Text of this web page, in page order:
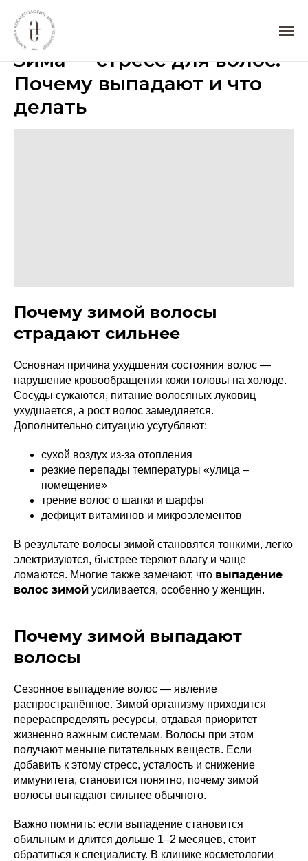
Зима — стресс для волос.
Почему выпадают и что
делать
Почему зимой волосы
страдают сильнее
Основная причина ухудшения состояния волос —
нарушение кровообращения кожи головы на холоде.
Сосуды сужаются, питание волосяных луковиц
ухудшается, а рост волос замедляется.
Дополнительно ситуацию усугубляют:
сухой воздух из-за отопления
резкие перепады температуры «улица –
помещение»
трение волос о шапки и шарфы
дефицит витаминов и микроэлементов
В результате волосы зимой становятся тонкими, легко
электризуются, быстрее теряют влагу и чаще
ломаются. Многие также замечают, что выпадение
волос зимой усиливается, особенно у женщин.
Почему зимой выпадают
волосы
Сезонное выпадение волос — явление
распространённое. Зимой организму приходится
перераспределять ресурсы, отдавая приоритет
жизненно важным системам. Волосы при этом
получают меньше питательных веществ. Если
добавить к этому стресс, усталость и снижение
иммунитета, становится понятно, почему зимой
волосы выпадают сильнее обычного.
Важно помнить: если выпадение становится
обильным и длится дольше 1–2 месяцев, стоит
обратиться к специалисту. В клинике косметологии